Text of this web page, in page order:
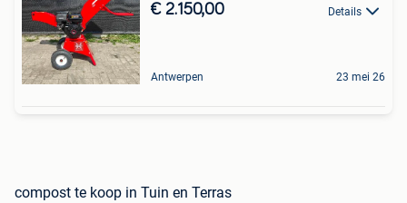
€ 2.150,00 Details
Antwerpen 23 mei 26
compost te koop in Tuin en Terras